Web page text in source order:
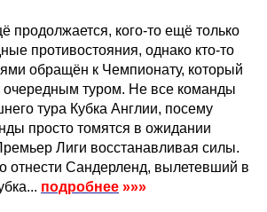
продолжается, кого-то ещё только
противостояния, однако кто-то
обращён к Чемпионату, который
очередным туром. Не все команды
тура Кубка Англии, посему
просто томятся в ожидании
Лиги восстанавливая силы.
отнести Сандерленд, вылетевший в
подробнее »»»